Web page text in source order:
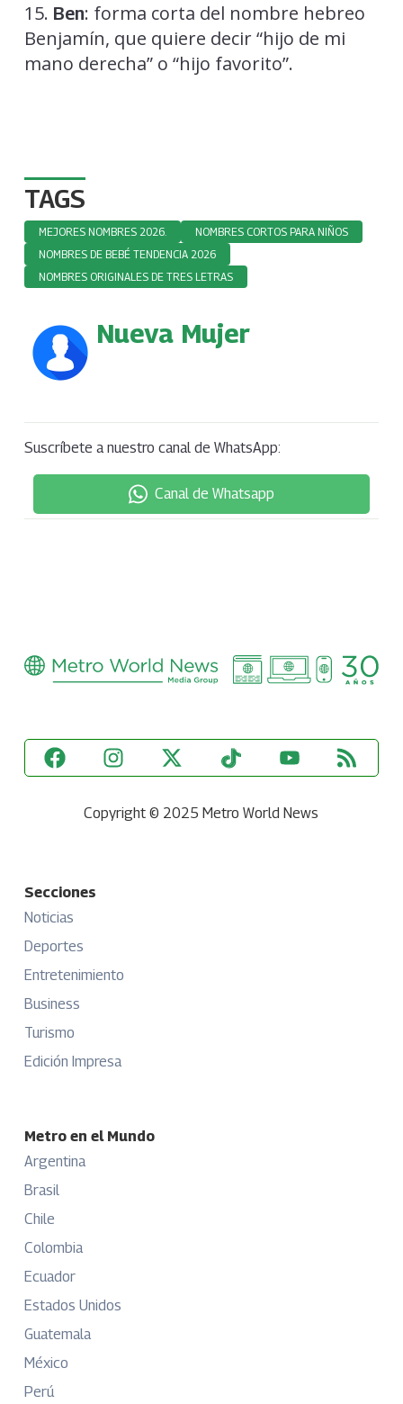
15. Ben: forma corta del nombre hebreo
Benjamín, que quiere decir “hijo de mi
mano derecha” o “hijo favorito”.
TAGS
MEJORES NOMBRES 2026.
NOMBRES CORTOS PARA NIÑOS
NOMBRES DE BEBÉ TENDENCIA 2026
NOMBRES ORIGINALES DE TRES LETRAS
Nueva Mujer
Suscríbete a nuestro canal de WhatsApp:
Canal de Whatsapp
Copyright © 2025 Metro World News
Secciones
Noticias
Deportes
Entretenimiento
Business
Turismo
Edición Impresa
Metro en el Mundo
Argentina
Brasil
Chile
Colombia
Ecuador
Estados Unidos
Guatemala
México
Perú